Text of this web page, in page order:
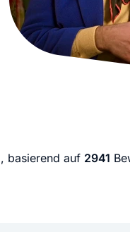
Website erstellen
Unser Website-
basierend auf 2941